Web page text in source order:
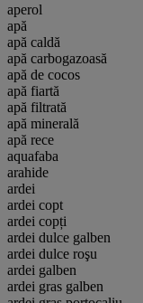
aperol
apă
apă caldă
apă carbogazoasă
apă de cocos
apă fiartă
apă filtrată
apă minerală
apă rece
aquafaba
arahide
ardei
ardei copt
ardei copți
ardei dulce galben
ardei dulce roşu
ardei galben
ardei gras galben